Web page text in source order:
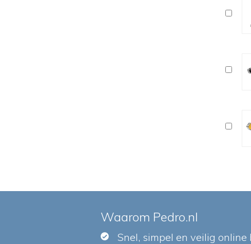
Waarom Pedro.nl
Snel, simpel en veilig online